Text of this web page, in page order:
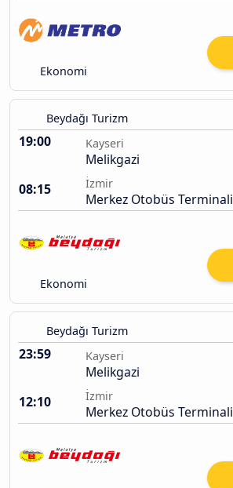
Ekonomi
Beydağı Turizm
19:00 Kayseri
Melikgazi
08:15
İzmir
Merkez Otobüs Terminali
Ekonomi
Beydağı Turizm
23:59 Kayseri
Melikgazi
12:10
İzmir
Merkez Otobüs Terminali